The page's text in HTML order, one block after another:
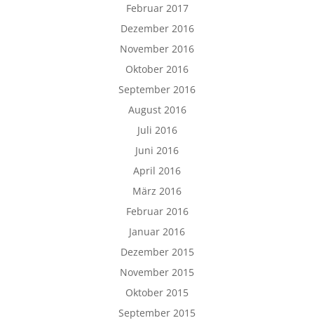
Februar 2017
Dezember 2016
November 2016
Oktober 2016
September 2016
August 2016
Juli 2016
Juni 2016
April 2016
März 2016
Februar 2016
Januar 2016
Dezember 2015
November 2015
Oktober 2015
September 2015